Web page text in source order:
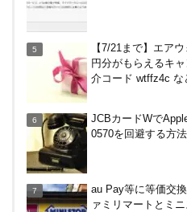
術を総ざらい
つ
【7/21まで】エア
円分がもらえるキ
介コード wtffz4c な
JCBカードWで
0570を回避する方法
au Pay等に等価交
ァミリマートとミ